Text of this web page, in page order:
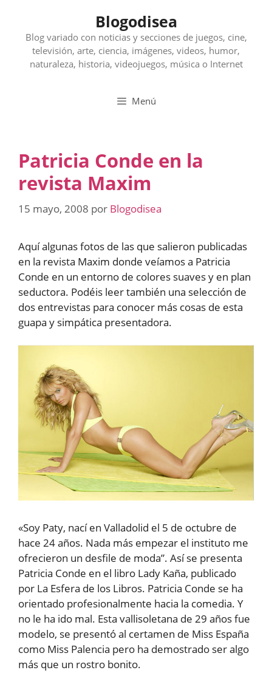
contenido
Blogodisea
Blog variado con noticias y secciones de juegos, cine,
televisión, arte, ciencia, imágenes, videos, humor,
naturaleza, historia, videojuegos, música o Internet
Menú
Patricia Conde en la
revista Maxim
15 mayo, 2008 por Blogodisea
Aquí algunas fotos de las que salieron publicadas
en la revista Maxim donde veíamos a Patricia
Conde en un entorno de colores suaves y en plan
seductora. Podéis leer también una selección de
dos entrevistas para conocer más cosas de esta
guapa y simpática presentadora.
«Soy Paty, nací en Valladolid el 5 de octubre de
hace 24 años. Nada más empezar el instituto me
ofrecieron un desfile de moda”. Así se presenta
Patricia Conde en el libro Lady Kaña, publicado
por La Esfera de los Libros. Patricia Conde se ha
orientado profesionalmente hacia la comedia. Y
no le ha ido mal. Esta vallisoletana de 29 años fue
modelo, se presentó al certamen de Miss España
como Miss Palencia pero ha demostrado ser algo
más que un rostro bonito.